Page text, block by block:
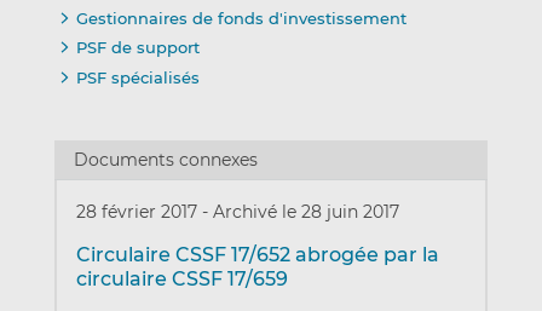
Gestionnaires de fonds d'investissement
PSF de support
PSF spécialisés
Documents connexes
28 février 2017 - Archivé le 28 juin 2017
Circulaire CSSF 17/652 abrogée par la
circulaire CSSF 17/659